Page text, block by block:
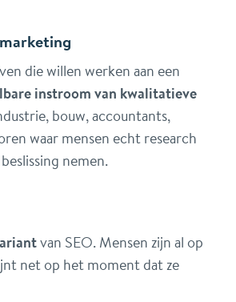
die willen werken aan een
instroom van kwalitatieve
bouw, accountants,
waar mensen echt research
nemen.
van SEO. Mensen zijn al op
net op het moment dat ze